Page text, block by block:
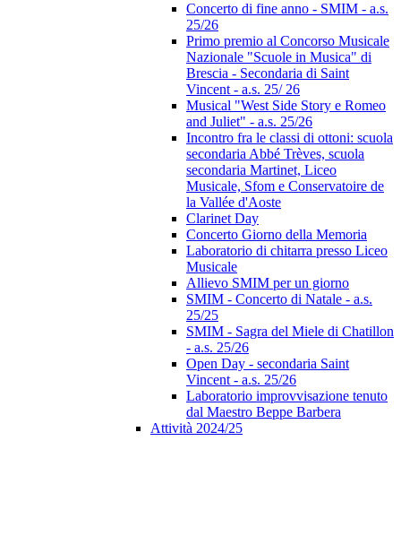
Concerto di fine anno - SMIM - a.s.
25/26
Primo premio al Concorso Musicale
Nazionale "Scuole in Musica" di
Brescia - Secondaria di Saint
Vincent - a.s. 25/ 26
Musical "West Side Story e Romeo
and Juliet" - a.s. 25/26
Incontro fra le classi di ottoni: scuola
secondaria Abbé Trèves, scuola
secondaria Martinet, Liceo
Musicale, Sfom e Conservatoire de
la Vallée d'Aoste
Clarinet Day
Concerto Giorno della Memoria
Laboratorio di chitarra presso Liceo
Musicale
Allievo SMIM per un giorno
SMIM - Concerto di Natale - a.s.
25/25
SMIM - Sagra del Miele di Chatillon
- a.s. 25/26
Open Day - secondaria Saint
Vincent - a.s. 25/26
Laboratorio improvvisazione tenuto
dal Maestro Beppe Barbera
Attività 2024/25